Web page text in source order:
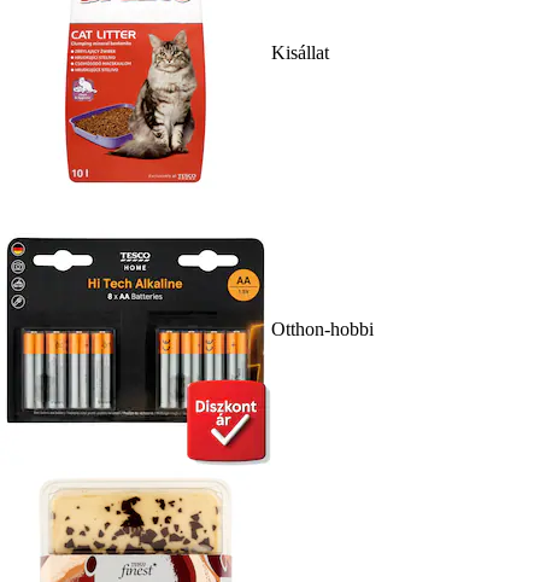
Kisállat
Otthon-hobbi